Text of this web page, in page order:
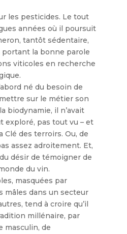
les pesticides. Le tout
années où il poursuit
tantôt sédentaire,
la bonne parole
viticoles en recherche
né du besoin de
sur le métier son
biodynamie, il n’avait
exploré, pas tout vu – et
Clé des terroirs. Ou, de
assez adroitement. Et,
désir de témoigner de
du vin.
masquées par
mâles dans un secteur
tend à croire qu’il
millénaire, par
masculin, de